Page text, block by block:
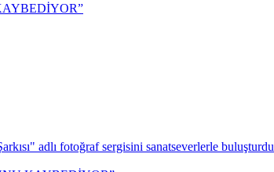
adlı fotoğraf sergisini sanatseverlerle buluşturdu